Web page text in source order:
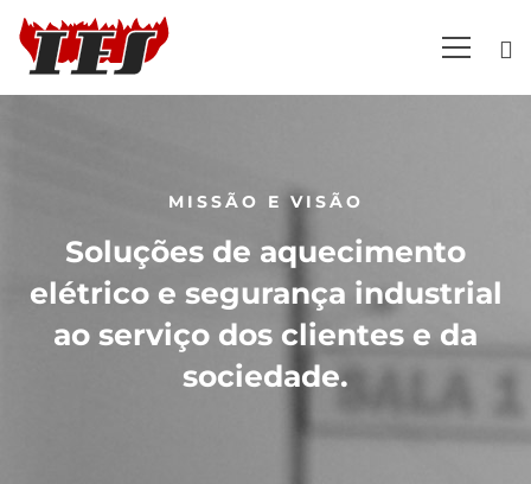
MISSÃO E VISÃO
Soluções de aquecimento
elétrico e segurança industrial
ao serviço dos clientes e da
sociedade.